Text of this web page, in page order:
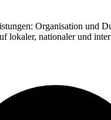
Organisation und
lokaler, nationaler und